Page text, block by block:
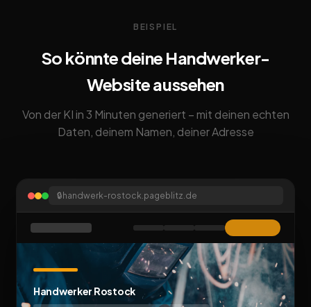
BEISPIEL
So könnte deine Handwerker-
Website aussehen
Von der KI in 3 Minuten generiert – mit deinen echten
Daten, deinem Namen, deiner Adresse
🔒 handwerk-rostock.pageblitz.de
Handwerker Rostock